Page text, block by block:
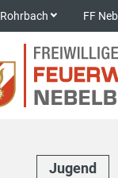
Rohrbach FF
Jugend